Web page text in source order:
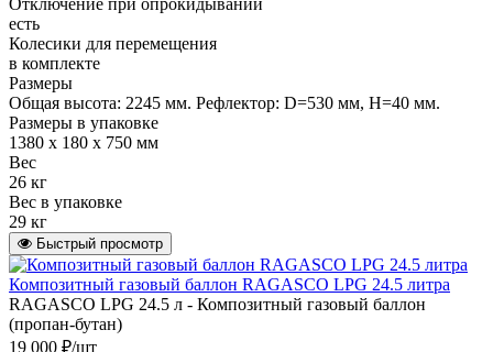
Отключение при опрокидывании
есть
Колесики для перемещения
в комплекте
Размеры
Общая высота: 2245 мм. Рефлектор: D=530 мм, H=40 мм.
Размеры в упаковке
1380 х 180 х 750 мм
Вес
26 кг
Вес в упаковке
29 кг
Быстрый просмотр
Композитный газовый баллон RAGASCO LPG 24.5 литра
RAGASCO LPG 24.5 л - Композитный газовый баллон
(пропан-бутан)
19 000 ₽/шт